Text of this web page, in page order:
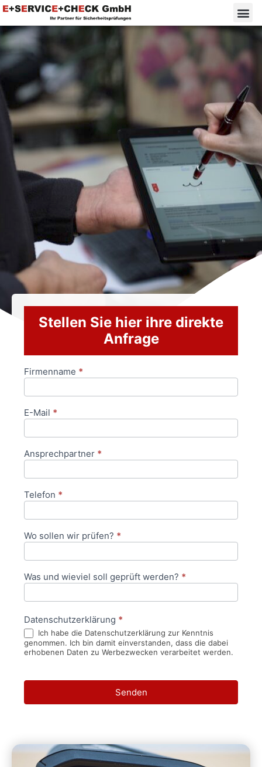
Stellen Sie hier ihre direkte
Anfrage
Anfrageformular
Firmenname *
E-Mail *
Ansprechpartner *
Telefon *
Wo sollen wir prüfen? *
Was und wieviel soll geprüft werden? *
Datenschutzerklärung *
Ich habe die Datenschutzerklärung zur Kenntnis
genommen. Ich bin damit einverstanden, dass die dabei
erhobenen Daten zu Werbezwecken verarbeitet werden.
Senden